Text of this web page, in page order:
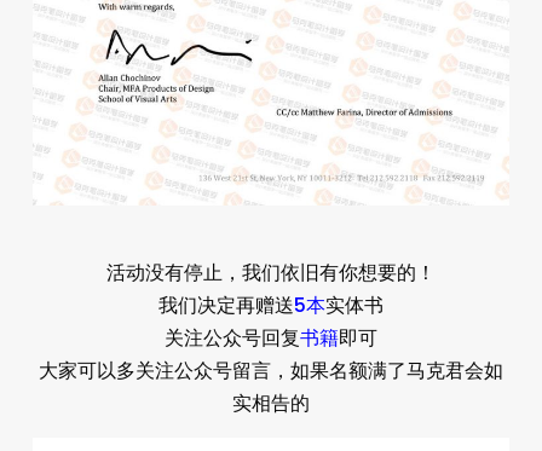
活动没有停止，我们依旧有你想要的！
我们决定再赠送5本实体书
关注公众号回复书籍即可
大家可以多关注公众号留言，如果名额满了马克君会如
实相告的